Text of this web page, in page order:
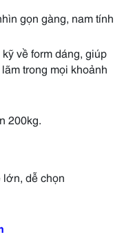
gọn gàng, nam tính
về form dáng, giúp
trong mọi khoảnh
200kg.
lớn, dễ chọn